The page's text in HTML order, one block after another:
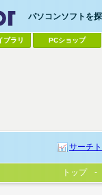
パソコンソフトを
ブラリ PCショップ
サーチ
トップ